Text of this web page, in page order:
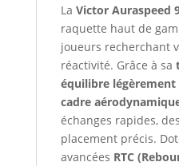
La Victor Auraspeed
raquette haut de
joueurs recherchant
réactivité. Grâce à sa
équilibre légèrement
cadre
échanges rapides,
placement précis.
avancées RTC